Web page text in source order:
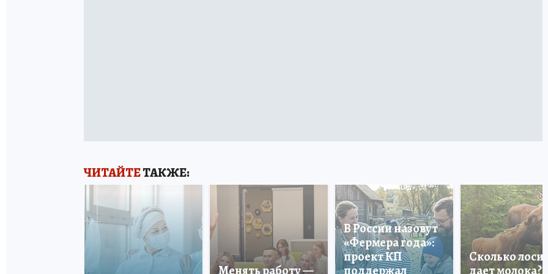
ЧИТАЙТЕТАКЖЕ:
Менять работу —
В России назовут
«Фермера года»:
проект КП
поддержал
Сколько
дает молока?